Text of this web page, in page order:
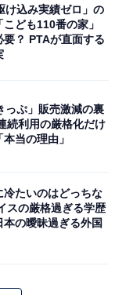
け込み実績ゼロ」の
ども110番の家」
要？ PTAが直面する
っぷ」販売激減の裏
続利用の厳格化だけ
当の理由」
冷たいのはどっちな
スの厳格過ぎる学歴
本の曖昧過ぎる外国